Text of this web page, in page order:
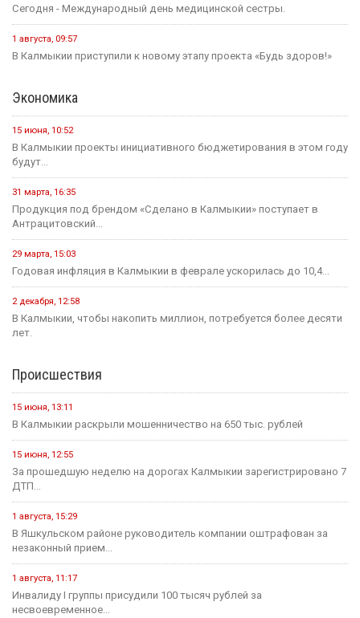
Сегодня - Международный день медицинской сестры.
1 августа, 09:57
В Калмыкии приступили к новому этапу проекта «Будь здоров!»
Экономика
15 июня, 10:52
В Калмыкии проекты инициативного бюджетирования в этом году
будут...
31 марта, 16:35
Продукция под брендом «Сделано в Калмыкии» поступает в
Антрацитовский...
29 марта, 15:03
Годовая инфляция в Калмыкии в феврале ускорилась до 10,4...
2 декабря, 12:58
В Калмыкии, чтобы накопить миллион, потребуется более десяти
лет.
Происшествия
15 июня, 13:11
В Калмыкии раскрыли мошенничество на 650 тыс. рублей
15 июня, 12:55
За прошедшую неделю на дорогах Калмыкии зарегистрировано 7
ДТП...
1 августа, 15:29
В Яшкульском районе руководитель компании оштрафован за
незаконный прием...
1 августа, 11:17
Инвалиду I группы присудили 100 тысяч рублей за
несвоевременное...